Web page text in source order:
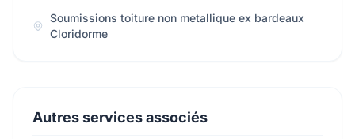
Soumissions toiture non metallique ex bardeaux
Cloridorme
Autres services associés